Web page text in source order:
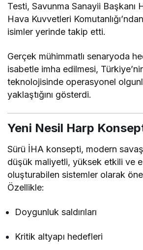
Testi, Savunma Sanayii Başkanı
Hava Kuvvetleri Komutanlığı
isimler yerinde takip etti.
Gerçek mühimmatlı senaryoda
isabetle imha edilmesi,
teknolojisinde operasyonel
yaklaştığını gösterdi.
Yeni Nesil Harp
Sürü İHA konsepti, modern
düşük maliyetli, yüksek etkili ve
oluşturabilen sistemler olarak öne
Özellikle:
Doygunluk saldırıları
Kritik altyapı hedefleri